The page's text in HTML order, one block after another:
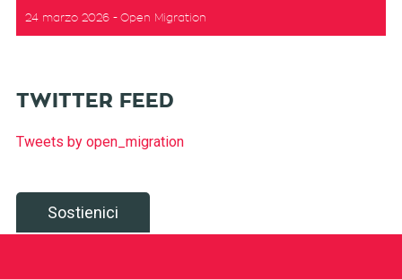
24 marzo 2026 Open Migration
TWITTER FEED
Tweets by open_migration
Sostienici